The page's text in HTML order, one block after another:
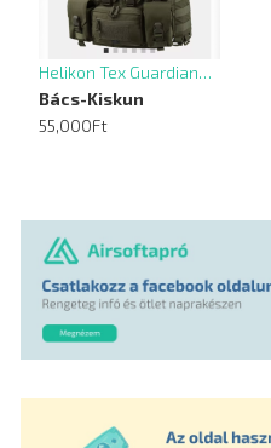
Helikon Tex Guardian…
Bács-Kiskun
55,000Ft